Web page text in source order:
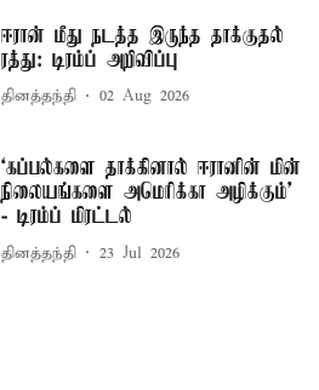
ஈரான் மீது நடத்த இருந்த தாக்குதல்
ரத்து: டிரம்ப் அறிவிப்பு
தினத்தந்தி 02 Aug 2026
‘கப்பல்களை தாக்கினால் ஈரானின் மின்
நிலையங்களை அமெரிக்கா அழிக்கும்’
- டிரம்ப் மிரட்டல்
தினத்தந்தி 23 Jul 2026